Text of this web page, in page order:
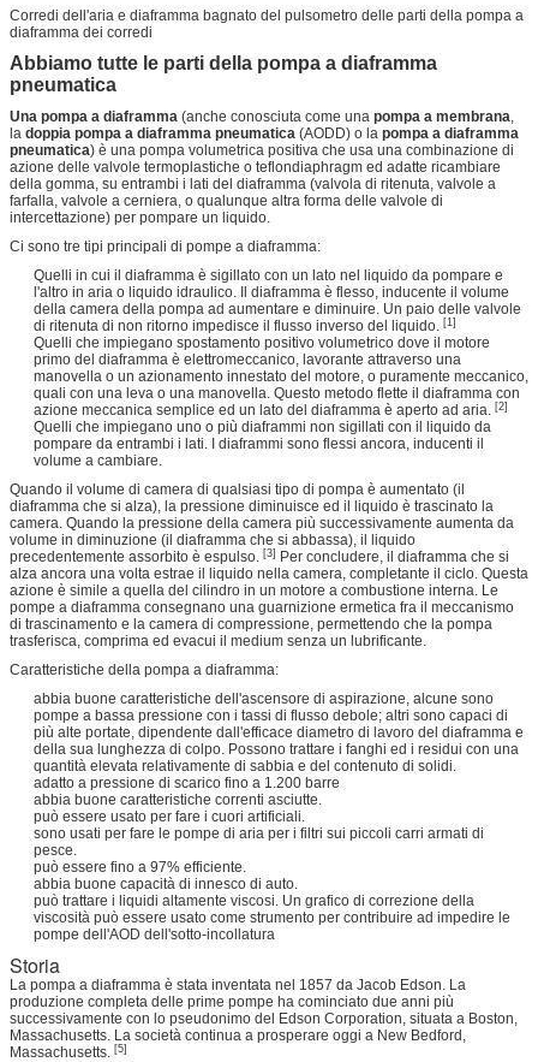
Corredi dell'aria e diaframma bagnato del pulsometro delle parti della pompa a
diaframma dei corredi
Abbiamo tutte le parti della pompa a diaframma
pneumatica
Una pompa a diaframma (anche conosciuta come una pompa a membrana,
la doppia pompa a diaframma pneumatica (AODD) o la pompa a diaframma
pneumatica) è una pompa volumetrica positiva che usa una combinazione di
azione delle valvole termoplastiche o teflondiaphragm ed adatte ricambiare
della gomma, su entrambi i lati del diaframma (valvola di ritenuta, valvole a
farfalla, valvole a cerniera, o qualunque altra forma delle valvole di
intercettazione) per pompare un liquido.
Ci sono tre tipi principali di pompe a diaframma:
Quelli in cui il diaframma è sigillato con un lato nel liquido da pompare e
l'altro in aria o liquido idraulico. Il diaframma è flesso, inducente il volume
della camera della pompa ad aumentare e diminuire. Un paio delle valvole
di ritenuta di non ritorno impedisce il flusso inverso del liquido. [1]
Quelli che impiegano spostamento positivo volumetrico dove il motore
primo del diaframma è elettromeccanico, lavorante attraverso una
manovella o un azionamento innestato del motore, o puramente meccanico,
quali con una leva o una manovella. Questo metodo flette il diaframma con
azione meccanica semplice ed un lato del diaframma è aperto ad aria. [2]
Quelli che impiegano uno o più diaframmi non sigillati con il liquido da
pompare da entrambi i lati. I diaframmi sono flessi ancora, inducenti il
volume a cambiare.
Quando il volume di camera di qualsiasi tipo di pompa è aumentato (il
diaframma che si alza), la pressione diminuisce ed il liquido è trascinato la
camera. Quando la pressione della camera più successivamente aumenta da
volume in diminuzione (il diaframma che si abbassa), il liquido
precedentemente assorbito è espulso. [3]
Per concludere, il diaframma che si
alza ancora una volta estrae il liquido nella camera, completante il ciclo. Questa
azione è simile a quella del cilindro in un motore a combustione interna. Le
pompe a diaframma consegnano una guarnizione ermetica fra il meccanismo
di trascinamento e la camera di compressione, permettendo che la pompa
trasferisca, comprima ed evacui il medium senza un lubrificante.
Caratteristiche della pompa a diaframma:
abbia buone caratteristiche dell'ascensore di aspirazione, alcune sono
pompe a bassa pressione con i tassi di flusso debole; altri sono capaci di
più alte portate, dipendente dall'efficace diametro di lavoro del diaframma e
della sua lunghezza di colpo. Possono trattare i fanghi ed i residui con una
quantità elevata relativamente di sabbia e del contenuto di solidi.
adatto a pressione di scarico fino a 1.200 barre
abbia buone caratteristiche correnti asciutte.
può essere usato per fare i cuori artificiali.
sono usati per fare le pompe di aria per i filtri sui piccoli carri armati di
pesce.
può essere fino a 97% efficiente.
abbia buone capacità di innesco di auto.
può trattare i liquidi altamente viscosi. Un grafico di correzione della
viscosità può essere usato come strumento per contribuire ad impedire le
pompe dell'AOD dell'sotto-incollatura
Storia
La pompa a diaframma è stata inventata nel 1857 da Jacob Edson. La
produzione completa delle prime pompe ha cominciato due anni più
successivamente con lo pseudonimo del Edson Corporation, situata a Boston,
Massachusetts. La società continua a prosperare oggi a New Bedford,
Massachusetts. [5]